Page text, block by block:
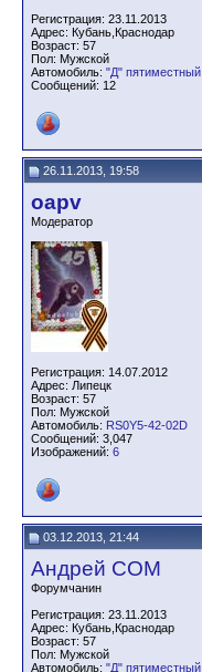
Регистрация: 23.11.2013
Адрес: Кубань,Краснодар
Возраст: 57
Пол: Мужской
Автомобиль: "Д" пятиместный
Сообщений: 12
26.11.2013, 19:58
oapv
Модератор
Регистрация: 14.07.2012
Адрес: Липецк
Возраст: 57
Пол: Мужской
Автомобиль: RS0Y5-42-02D
Сообщений: 3,047
Изображений: 6
03.12.2013, 21:44
Андрей СОМ
Форумчанин
Регистрация: 23.11.2013
Адрес: Кубань,Краснодар
Возраст: 57
Пол: Мужской
Автомобиль: "Д" пятиместный